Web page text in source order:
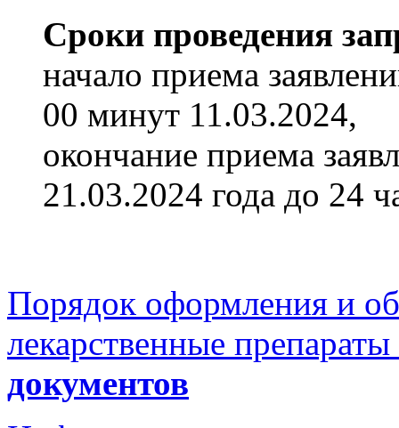
Сроки проведения
начало приема
00 минут 11.03.2024,
окончание приема
21.03.2024 года до 24
Порядок оформления и
лекарственные препараты
документов